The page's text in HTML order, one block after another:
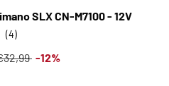
SLX CN-M7100 - 12V
(4)
vendita
normale
-12%